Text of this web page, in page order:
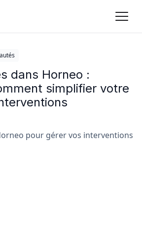
dans Horneo :
simplifier votre